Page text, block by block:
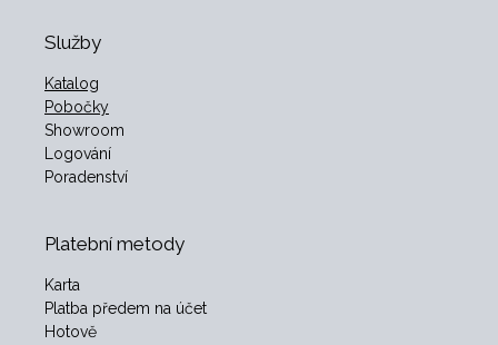
Služby
Katalog
Pobočky
Showroom
Logování
Poradenství
Platební metody
Karta
Platba předem na účet
Hotově